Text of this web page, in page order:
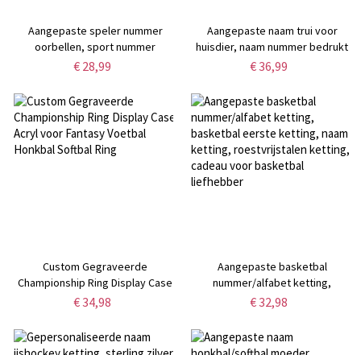
Aangepaste speler nummer
oorbellen, sport nummer
oorbellen met
cadeau voor
sportliefhebbers/moeder/fans
€ 28,99
Aangepaste naam trui voor
huisdier, naam nummer bedrukt
hondenshirt kat shirt, puppy
cadeau voor
voetballiefhebbers/sportfans
€ 36,99
Custom Gegraveerde
Championship Ring Display Case
Acryl voor Fantasy Voetbal
€ 34,98
Aangepaste basketbal
nummer/alfabet ketting,
basketbal eerste ketting, naam
cadeau voor basketbal
liefhebber
€ 32,98